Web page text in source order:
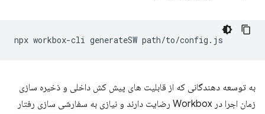
npx workbox-cli generateSW
به توسعه دهندگانی که از قابلیت های پیش کش داخلی و ذخیره سازی
زمان اجرا در Workbox رضایت دارند و نیازی به سفارشی سازی رفتار